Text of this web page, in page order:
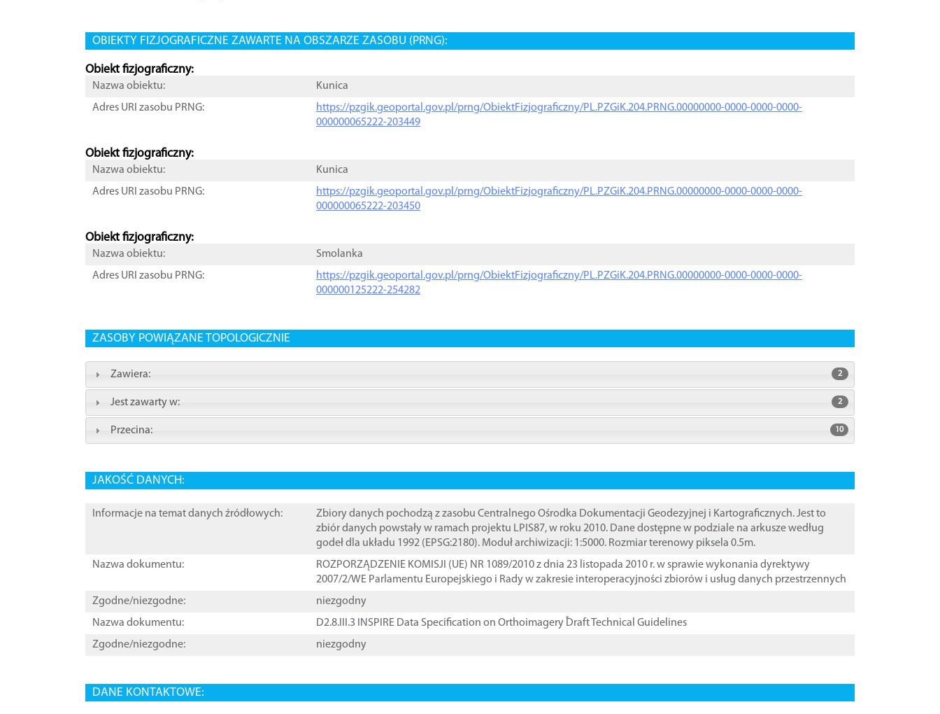
OBIEKTY FIZJOGRAFICZNE ZAWARTE NA OBSZARZE ZASOBU (PRNG):
Obiekt fizjograficzny:
Nazwa obiektu:
Kunica
Adres URI zasobu PRNG:
https://pzgik.geoportal.gov.pl/prng/ObiektFizjograficzny/PL.PZGiK.204.PRNG.00000000-0000-0000-0000-
000000065222-203449
Obiekt fizjograficzny:
Nazwa obiektu:
Kunica
Adres URI zasobu PRNG:
https://pzgik.geoportal.gov.pl/prng/ObiektFizjograficzny/PL.PZGiK.204.PRNG.00000000-0000-0000-0000-
000000065222-203450
Obiekt fizjograficzny:
Nazwa obiektu:
Smolanka
Adres URI zasobu PRNG:
https://pzgik.geoportal.gov.pl/prng/ObiektFizjograficzny/PL.PZGiK.204.PRNG.00000000-0000-0000-0000-
000000125222-254282
ZASOBY POWIĄZANE TOPOLOGICZNIE
Zawiera: 2
Jest zawarty w: 2
Przecina: 10
JAKOŚĆ DANYCH:
Informacje na temat danych źródłowych:
Zbiory danych pochodzą z zasobu Centralnego Ośrodka Dokumentacji Geodezyjnej i Kartograficznych. Jest to
zbiór danych powstały w ramach projektu LPIS87, w roku 2010. Dane dostępne w podziale na arkusze według
godeł dla układu 1992 (EPSG:2180). Moduł archiwizacji: 1:5000. Rozmiar terenowy piksela 0.5m.
Nazwa dokumentu:
ROZPORZĄDZENIE KOMISJI (UE) NR 1089/2010 z dnia 23 listopada 2010 r. w sprawie wykonania dyrektywy
2007/2/WE Parlamentu Europejskiego i Rady w zakresie interoperacyjności zbiorów i usług danych przestrzennych
Zgodne/niezgodne:
niezgodny
Nazwa dokumentu:
D2.8.III.3 INSPIRE Data Specification on Orthoimagery ֠Draft Technical Guidelines
Zgodne/niezgodne:
niezgodny
DANE KONTAKTOWE: